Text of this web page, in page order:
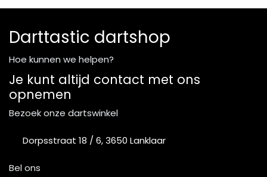
Darttastic dartshop
Hoe kunnen we helpen?
Je kunt altijd contact met ons
opnemen
Bezoek onze dartswinkel
Dorpsstraat 18 / 6, 3650 Lanklaar
Bel ons